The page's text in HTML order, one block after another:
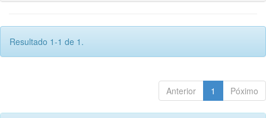
Resultado 1-1 de 1.
Anterior 1 Póximo